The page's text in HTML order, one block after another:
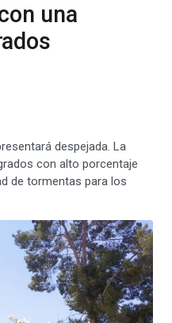
una
despejada. La
con alto porcentaje
de tormentas para los